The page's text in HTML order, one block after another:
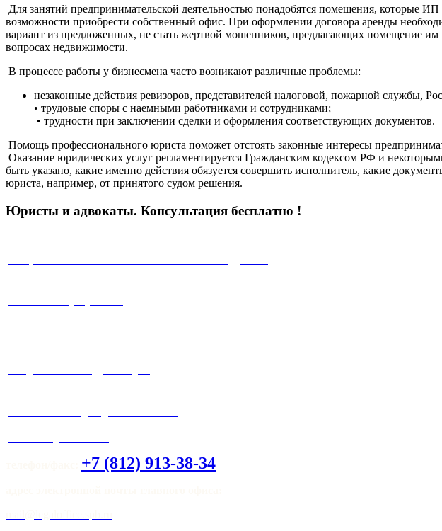
Для занятий предпринимательской деятельностью понадобятся помещения, которые
возможности приобрести собственный офис. При оформлении договора аренды
вариант из предложенных, не стать жертвой мошенников, предлагающих помещение
вопросах недвижимости.
В процессе работы у бизнесмена часто возникают различные проблемы:
незаконные действия ревизоров, представителей налоговой, пожарной службы,
• трудовые споры с наемными работниками и сотрудниками;
• трудности при заключении сделки и оформления соответствующих документов.
Помощь профессионального юриста поможет отстоять законные интересы
Оказание юридических услуг регламентируется Гражданским кодексом РФ и
быть указано, какие именно действия обязуется совершить исполнитель, какие
юриста, например, от принятого судом решения.
Юристы и адвокаты. Консультация бесплатно !
+7 (812) 913-38-34